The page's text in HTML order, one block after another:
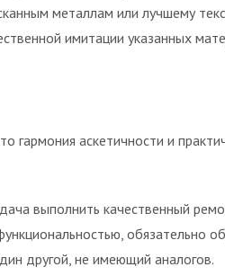
металлам или лучшему
имитации указанных
гармония аскетичности и
выполнить качественный
обязательно
другой, не имеющий аналогов.